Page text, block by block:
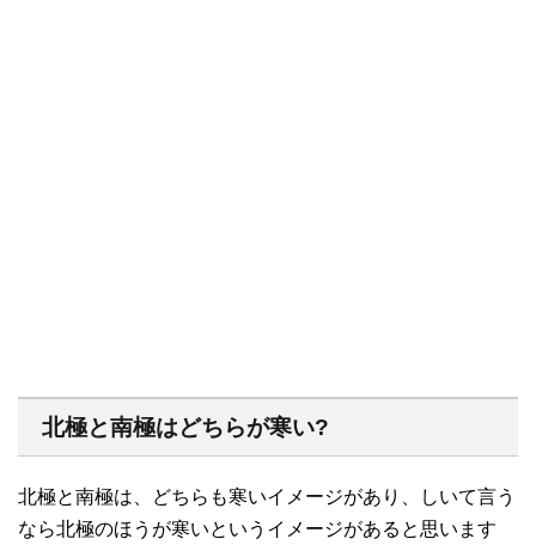
北極と南極はどちらが寒い?
北極と南極は、どちらも寒いイメージがあり、しいて言う
なら北極のほうが寒いというイメージがあると思います